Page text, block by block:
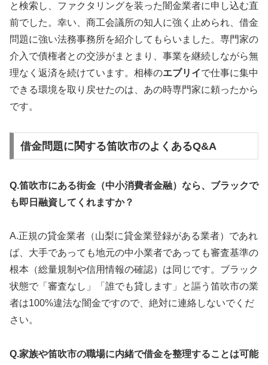
と検索し、ファクタリングを装った闇金業者に申し込む直
前でした。幸い、商工会議所の知人に強く止められ、借金
問題に強い法務事務所を紹介してもらいました。専門家の
介入で債権者との交渉がまとまり、事業を継続しながら無
理なく返済を続けています。相棒のエブリイで仕事に集中
できる環境を取り戻せたのは、あの時専門家に頼ったから
です。
借金問題に関する笛吹市のよくあるQ&A
Q.笛吹市にある街金（中小消費者金融）なら、ブラックで
も即日融資してくれますか？
A.正規の貸金業者（山梨に貸金業登録がある業者）であれ
ば、大手であっても地元の中小業者であっても審査基準の
根本（総量規制や信用情報の確認）は同じです。ブラック
状態で「審査なし」「誰でも貸します」と謳う笛吹市の業
者は100%違法な闇金ですので、絶対に連絡しないでくだ
さい。
Q.家族や笛吹市の職場に内緒で借金を整理することは可能